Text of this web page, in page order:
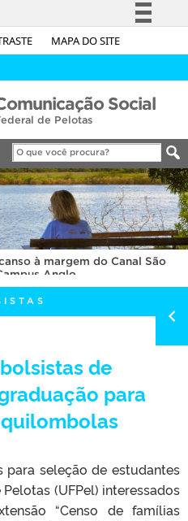
MAPA DO SITE
Simplifique!
Acesso à informação
Legislação
Canais
Social
de Pelotas
à margem do Canal São
Anglo
de
para
para seleção de estudantes
(UFPel) interessados
“Censo de famílias